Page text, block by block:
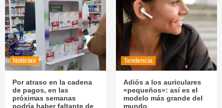
Noticias
Por atraso en la cadena
de pagos, en las
próximas semanas
podría haber faltante de
Tendencia
Adiós a los auriculares
«pequeños»: así es el
modelo más grande del
mundo